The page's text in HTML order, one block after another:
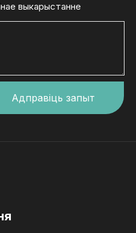
выкарыстанне
Адправіць запыт